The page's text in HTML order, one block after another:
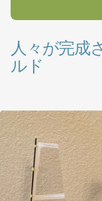
人々が完成
ルド